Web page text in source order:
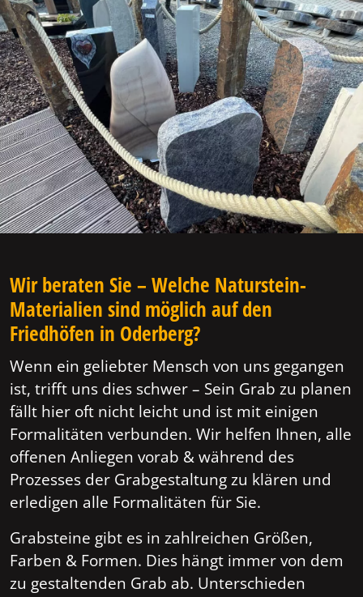
Wir beraten Sie – Welche Naturstein-
Materialien sind möglich auf den
Friedhöfen in Oderberg?
Wenn ein geliebter Mensch von uns gegangen
ist, trifft uns dies schwer – Sein Grab zu planen
fällt hier oft nicht leicht und ist mit einigen
Formalitäten verbunden. Wir helfen Ihnen, alle
offenen Anliegen vorab & während des
Prozesses der Grabgestaltung zu klären und
erledigen alle Formalitäten für Sie.
Grabsteine gibt es in zahlreichen Größen,
Farben & Formen. Dies hängt immer von dem
zu gestaltenden Grab ab. Unterschieden